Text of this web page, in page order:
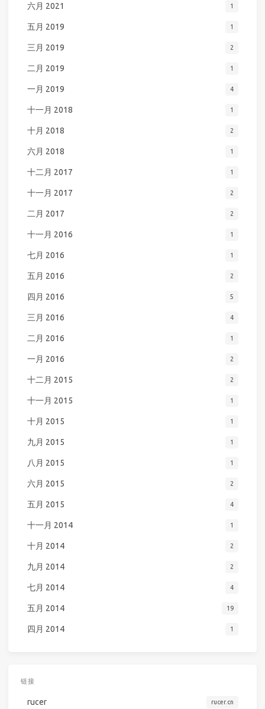
六月 2021 1
五月 2019 1
三月 2019 2
二月 2019 1
一月 2019 4
十一月 2018 1
十月 2018 2
六月 2018 1
十二月 2017 1
十一月 2017 2
二月 2017 2
十一月 2016 1
七月 2016 1
五月 2016 2
四月 2016 5
三月 2016 4
二月 2016 1
一月 2016 2
十二月 2015 2
十一月 2015 1
十月 2015 1
九月 2015 1
八月 2015 1
六月 2015 2
五月 2015 4
十一月 2014 1
十月 2014 2
九月 2014 2
七月 2014 4
五月 2014 19
四月 2014 1
链接
rucer rucer.cn